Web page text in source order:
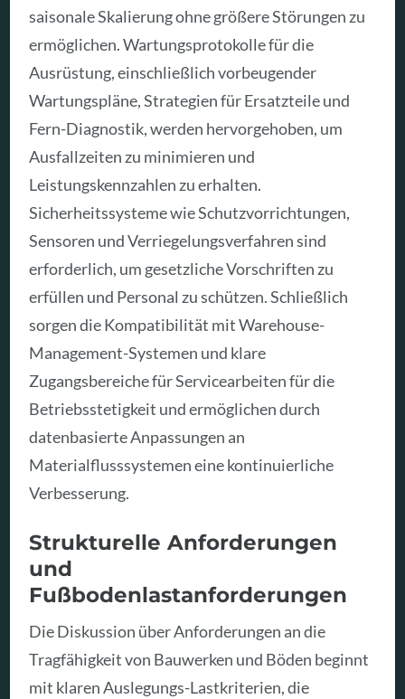
saisonale Skalierung ohne größere Störungen zu
ermöglichen. Wartungsprotokolle für die
Ausrüstung, einschließlich vorbeugender
Wartungspläne, Strategien für Ersatzteile und
Fern-Diagnostik, werden hervorgehoben, um
Ausfallzeiten zu minimieren und
Leistungskennzahlen zu erhalten.
Sicherheitssysteme wie Schutzvorrichtungen,
Sensoren und Verriegelungsverfahren sind
erforderlich, um gesetzliche Vorschriften zu
erfüllen und Personal zu schützen. Schließlich
sorgen die Kompatibilität mit Warehouse-
Management-Systemen und klare
Zugangsbereiche für Servicearbeiten für die
Betriebsstetigkeit und ermöglichen durch
datenbasierte Anpassungen an
Materialflusssystemen eine kontinuierliche
Verbesserung.
Strukturelle Anforderungen
und
Fußbodenlastanforderungen
Die Diskussion über Anforderungen an die
Tragfähigkeit von Bauwerken und Böden beginnt
mit klaren Auslegungs-Lastkriterien, die